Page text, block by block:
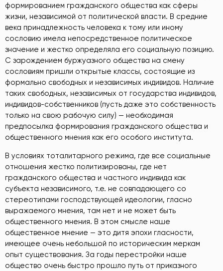
формированием гражданского общества как сферы
жизни, независимой от политической власти. В средние
века принадлежность человека к тому или иному
сословию имела непосредственное политическое
значение и жестко определяла его социальную позицию.
С зарождением буржуазного общества на смену
сословиям пришли открытые классы, состоящие из
формально свободных и независимых индивидов. Наличие
таких свободных, независимых от государства индивидов,
индивидов-собственников (пусть даже это собственность
только на свою рабочую силу) — необходимая
предпосылка формирования гражданского общества и
общественного мнения как его особого института.
В условиях тоталитарного режима, где все социальные
отношения жестко политизированы, где нет
гражданского общества и частного индивида как
субъекта независимого, т.е. не совпадающего со
стереотипами господствующей идеологии, гласно
выражаемого мнения, там нет и не может быть
общественного мнения. В этом смысле наше
общественное мнение — это дитя эпохи гласности,
имеющее очень небольшой по историческим меркам
опыт существования. За годы перестройки наше
общество очень быстро прошло путь от приказного